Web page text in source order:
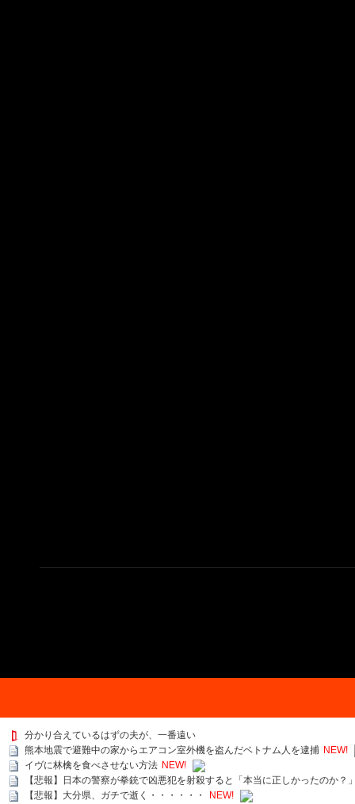
分かり合えているはずの夫が、一番遠い
熊本地震で避難中の家からエアコン室外機を盗んだベトナム人を逮捕 NEW!
イヴに林檎を食べさせない方法 NEW!
【悲報】日本の警察が拳銃で凶悪犯を射殺すると「本当に正しかったのか？
【悲報】大分県、ガチで逝く・・・・・・
NEW!